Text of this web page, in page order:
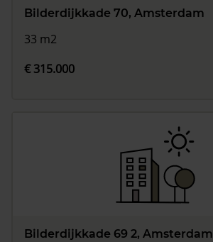
Bilderdijkkade 70, Amsterdam
33 m2
€ 315.000
Bilderdijkkade 69 2, Amsterdam